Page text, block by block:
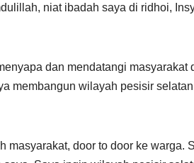
niat ibadah saya di ridhoi,
dan mendatangi masyarakat
membangun wilayah pesisir
masyarakat, door to door ke warga.